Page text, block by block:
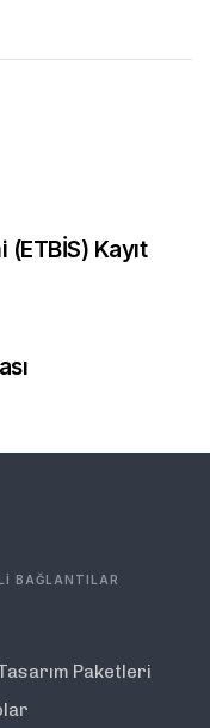
Kayıt
BAĞLANTILAR
Paketleri